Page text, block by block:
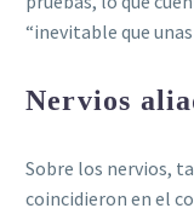
“inevitable que
Nervios
Sobre los nervios,
coincidieron en el